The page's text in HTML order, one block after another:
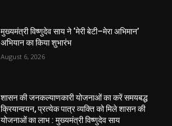
मुख्यमंत्री विष्णुदेव साय ने ‘मेरी बेटी–मेरा अभिमान’
अभियान का किया शुभारंभ
August 6, 2026
शासन की जनकल्याणकारी योजनाओं का करें समयबद्ध
क्रियान्वयन, प्रत्येक पात्र व्यक्ति को मिले शासन की
योजनाओं का लाभ : मुख्यमंत्री विष्णुदेव साय